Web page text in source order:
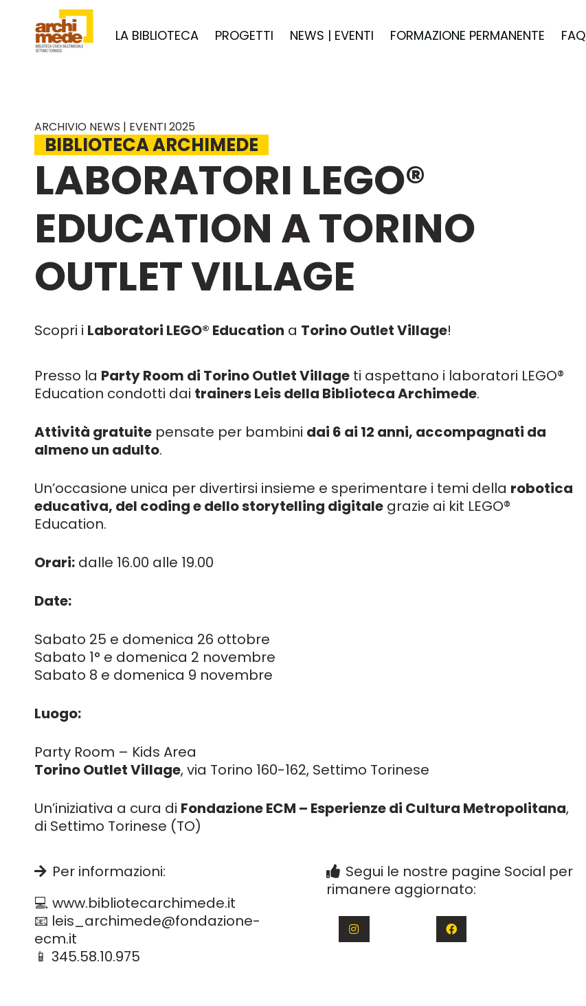
LA BIBLIOTECA PROGETTI NEWS | EVENTI FORMAZIONE PERMANENTE FAQ
ARCHIVIO NEWS | EVENTI 2025
BIBLIOTECA ARCHIMEDE
LABORATORI LEGO®
EDUCATION A TORINO
OUTLET VILLAGE
Scopri i Laboratori LEGO® Education a Torino Outlet Village!
Presso la Party Room di Torino Outlet Village ti aspettano i laboratori LEGO®
Education condotti dai trainers Leis della Biblioteca Archimede.
Attività gratuite pensate per bambini dai 6 ai 12 anni, accompagnati da
almeno un adulto.
Un’occasione unica per divertirsi insieme e sperimentare i temi della robotica
educativa, del coding e dello storytelling digitale grazie ai kit LEGO®
Education.
Orari: dalle 16.00 alle 19.00
Date:
Sabato 25 e domenica 26 ottobre
Sabato 1° e domenica 2 novembre
Sabato 8 e domenica 9 novembre
Luogo:
Party Room – Kids Area
Torino Outlet Village, via Torino 160-162, Settimo Torinese
Un’iniziativa a cura di Fondazione ECM – Esperienze di Cultura Metropolitana,
di Settimo Torinese (TO)
Per informazioni:
💻 www.bibliotecarchimede.it
📧 leis_archimede@fondazione-
ecm.it
📱 345.58.10.975
Segui le nostre pagine Social per
rimanere aggiornato: